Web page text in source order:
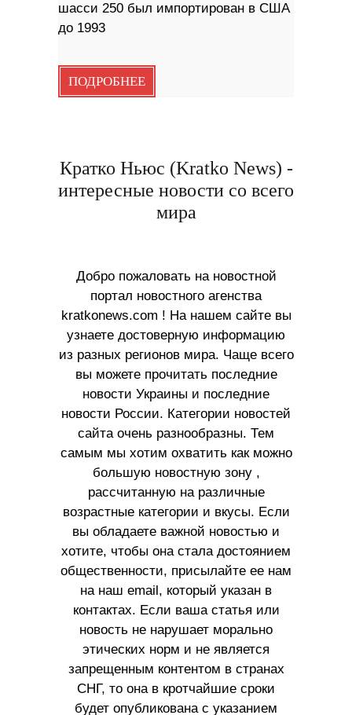
шасси 250 был импортирован в США
до 1993
ПОДРОБНЕЕ
Кратко Ньюс (Kratko News) -
интересные новости со всего
мира
Добро пожаловать на новостной
портал новостного агенства
kratkonews.com ! На нашем сайте вы
узнаете достоверную информацию
из разных регионов мира. Чаще всего
вы можете прочитать последние
новости Украины и последние
новости России. Категории новостей
сайта очень разнообразны. Тем
самым мы хотим охватить как можно
большую новостную зону ,
рассчитанную на различные
возрастные категории и вкусы. Если
вы обладаете важной новостью и
хотите, чтобы она стала достоянием
общественности, присылайте ее нам
на наш email, который указан в
контактах. Если ваша статья или
новость не нарушает морально
этических норм и не является
запрещенным контентом в странах
СНГ, то она в кротчайшие сроки
будет опубликована с указанием